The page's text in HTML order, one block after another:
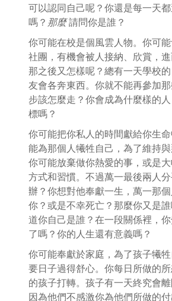
可以認同自己呢？你還是每一天
嗎？ 那麼請問你是誰？
你可能在校是個風雲人物。你可
社團，有機會被人接納、欣賞，
那之後又怎樣呢？總有一天學校
友會各奔東西。你就不能再參加
步該怎麼走？你會成為什麼樣的
標嗎？
你可能把你私人的時間獻給你生
能為那個人犧牲自己，為了維持與
你可能放棄做你熱愛的事，或是
方式和習慣。不過萬一最後兩人
辦？你想對他奉獻一生，萬一那
你？或是不幸死亡？那麼你又是
道你自己是誰？在一段關係裡，
了嗎？你的人生還有意義嗎？
你可能奉獻於家庭，為了孩子犧
要日子過得舒心。你每日所做的
的孩子打轉。孩子有一天終究會
因為他們不感激你為他們所做的